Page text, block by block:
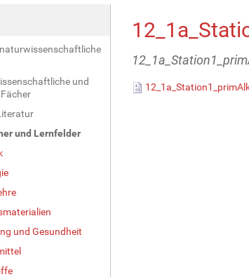
und
und Lernfelder
und Gesundheit